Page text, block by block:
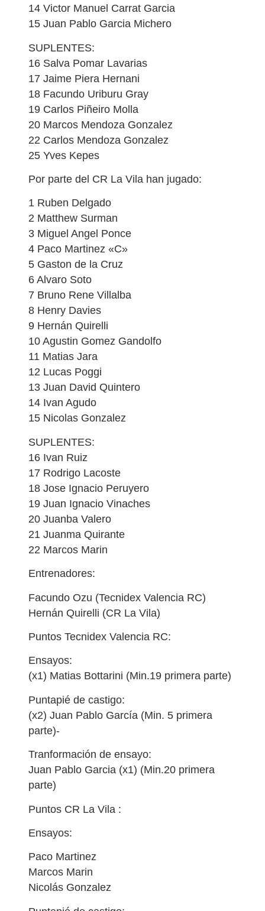
14 Victor Manuel Carrat Garcia
15 Juan Pablo Garcia Michero
SUPLENTES:
16 Salva Pomar Lavarias
17 Jaime Piera Hernani
18 Facundo Uriburu Gray
19 Carlos Piñeiro Molla
20 Marcos Mendoza Gonzalez
22 Carlos Mendoza Gonzalez
25 Yves Kepes
Por parte del CR La Vila han jugado:
1 Ruben Delgado
2 Matthew Surman
3 Miguel Angel Ponce
4 Paco Martinez «C»
5 Gaston de la Cruz
6 Alvaro Soto
7 Bruno Rene Villalba
8 Henry Davies
9 Hernán Quirelli
10 Agustin Gomez Gandolfo
11 Matias Jara
12 Lucas Poggi
13 Juan David Quintero
14 Ivan Agudo
15 Nicolas Gonzalez
SUPLENTES:
16 Ivan Ruiz
17 Rodrigo Lacoste
18 Jose Ignacio Peruyero
19 Juan Ignacio Vinaches
20 Juanba Valero
21 Juanma Quirante
22 Marcos Marin
Entrenadores:
Facundo Ozu (Tecnidex Valencia RC)
Hernán Quirelli (CR La Vila)
Puntos Tecnidex Valencia RC:
Ensayos:
(x1) Matias Bottarini (Min.19 primera parte)
Puntapié de castigo:
(x2) Juan Pablo García (Min. 5 primera
parte)-
Tranformación de ensayo:
Juan Pablo Garcia (x1) (Min.20 primera
parte)
Puntos CR La Vila :
Ensayos:
Paco Martinez
Marcos Marin
Nicolás Gonzalez